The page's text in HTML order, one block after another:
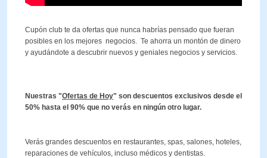
Cupón club te da ofertas que nunca habrías pensado que fueran
posibles en los mejores negocios. Te ahorra un montón de dinero
y ayudándote a descubrir nuevos y geniales negocios y servicios.
Nuestras "Ofertas de Hoy" son descuentos exclusivos desde el
50% hasta el 90% que no verás en ningún otro lugar.
Verás grandes descuentos en restaurantes, spas, salones, hoteles,
reparaciones de vehículos, incluso médicos y dentistas.